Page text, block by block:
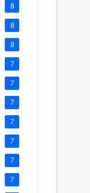
8
8
8
7
7
7
7
7
7
7